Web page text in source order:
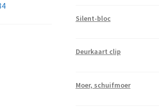
Silent-bloc
Deurkaart clip
Moer, schuifmoer